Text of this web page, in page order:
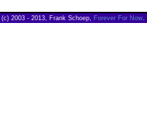
(c) 2003 - 2013, Frank Schoep, Forever For Now.